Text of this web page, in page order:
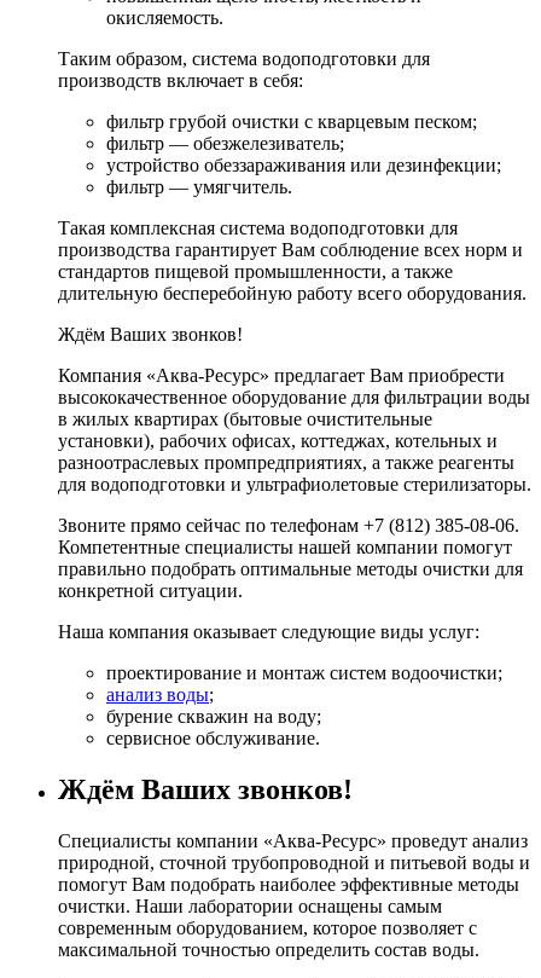
окисляемость.
Таким образом, система водоподготовки для
производств включает в себя:
фильтр грубой очистки с кварцевым песком;
фильтр — обезжелезиватель;
устройство обеззараживания или дезинфекции;
фильтр — умягчитель.
Такая комплексная система водоподготовки для
производства гарантирует Вам соблюдение всех норм и
стандартов пищевой промышленности, а также
длительную бесперебойную работу всего оборудования.
Ждём Ваших звонков!
Компания «Аква-Ресурс» предлагает Вам приобрести
высококачественное оборудование для фильтрации воды
в жилых квартирах (бытовые очистительные
установки), рабочих офисах, коттеджах, котельных и
разноотраслевых промпредприятиях, а также реагенты
для водоподготовки и ультрафиолетовые стерилизаторы.
Звоните прямо сейчас по телефонам +7 (812) 385-08-06.
Компетентные специалисты нашей компании помогут
правильно подобрать оптимальные методы очистки для
конкретной ситуации.
Наша компания оказывает следующие виды услуг:
проектирование и монтаж систем водоочистки;
анализ воды;
бурение скважин на воду;
сервисное обслуживание.
Ждём Ваших звонков!
Специалисты компании «Аква-Ресурс» проведут анализ
природной, сточной трубопроводной и питьевой воды и
помогут Вам подобрать наиболее эффективные методы
очистки. Наши лаборатории оснащены самым
современным оборудованием, которое позволяет с
максимальной точностью определить состав воды.